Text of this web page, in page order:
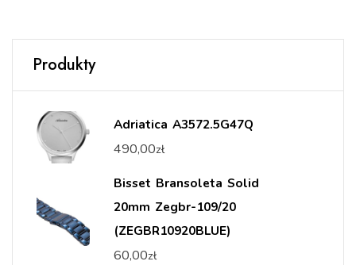
Produkty
Adriatica A3572.5G47Q
490,00zł
Bisset Bransoleta Solid
20mm Zegbr-109/20
(ZEGBR10920BLUE)
60,00zł